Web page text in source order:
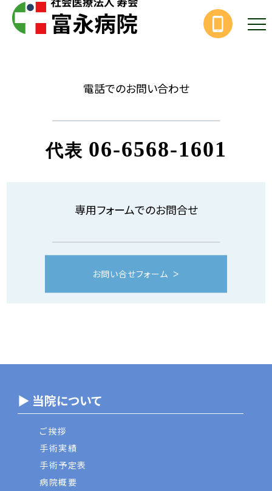
電話でのお問い合わせ
代表 06-6568-1601
専用フォームでのお問合せ
お問い合せフォーム
▶ 当院について
ご挨拶
手術実績
手術予定表
病院概要